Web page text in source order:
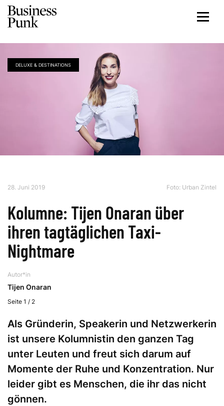
DELUXE & DESTINATIONS
28. Juni 2019 Foto: Urban Zintel
Kolumne: Tijen Onaran über
ihren tagtäglichen Taxi-
Nightmare
Autor*in
Tijen Onaran
Seite 1 / 2
Als Gründerin, Speakerin und Netzwerkerin
ist unsere Kolumnistin den ganzen Tag
unter Leuten und freut sich darum auf
Momente der Ruhe und Konzentration. Nur
leider gibt es Menschen, die ihr das nicht
gönnen.